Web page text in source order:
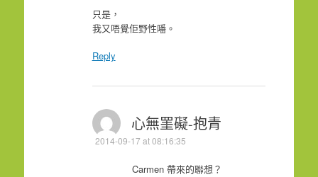
只是，
我又唔覺佢野性噃。
Reply
心無罣礙-抱青
2014-09-17 at 08:16:35
Carmen 帶來的聯想？